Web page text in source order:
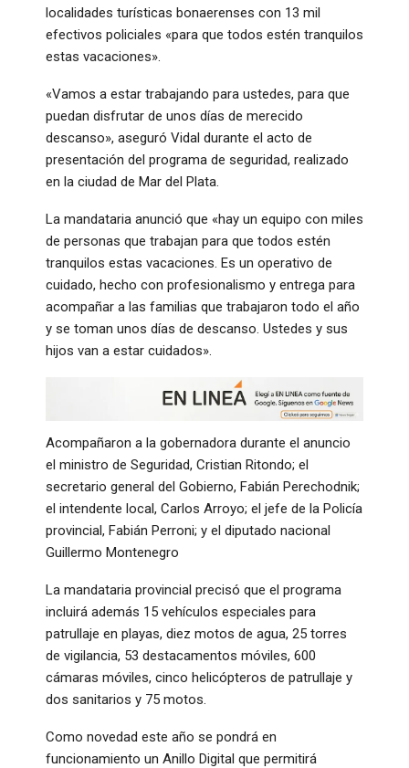
localidades turísticas bonaerenses con 13 mil
efectivos policiales «para que todos estén tranquilos
estas vacaciones».
«Vamos a estar trabajando para ustedes, para que
puedan disfrutar de unos días de merecido
descanso», aseguró Vidal durante el acto de
presentación del programa de seguridad, realizado
en la ciudad de Mar del Plata.
La mandataria anunció que «hay un equipo con miles
de personas que trabajan para que todos estén
tranquilos estas vacaciones. Es un operativo de
cuidado, hecho con profesionalismo y entrega para
acompañar a las familias que trabajaron todo el año
y se toman unos días de descanso. Ustedes y sus
hijos van a estar cuidados».
Acompañaron a la gobernadora durante el anuncio
el ministro de Seguridad, Cristian Ritondo; el
secretario general del Gobierno, Fabián Perechodnik;
el intendente local, Carlos Arroyo; el jefe de la Policía
provincial, Fabián Perroni; y el diputado nacional
Guillermo Montenegro
La mandataria provincial precisó que el programa
incluirá además 15 vehículos especiales para
patrullaje en playas, diez motos de agua, 25 torres
de vigilancia, 53 destacamentos móviles, 600
cámaras móviles, cinco helicópteros de patrullaje y
dos sanitarios y 75 motos.
Como novedad este año se pondrá en
funcionamiento un Anillo Digital que permitirá